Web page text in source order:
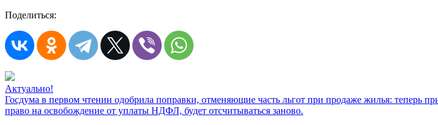
Поделиться:
Актуально!
Госдума в первом чтении одобрила поправки, отменяющие часть льгот при продаже жилья:
право на освобождение от уплаты НДФЛ, будет отсчитываться заново.